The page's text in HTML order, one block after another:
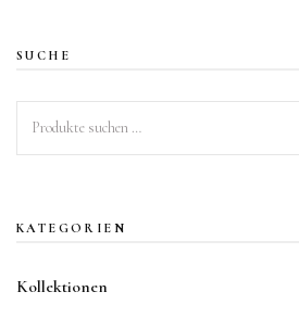
SUCHE
Suchen
KATEGORIEN
Kollektionen